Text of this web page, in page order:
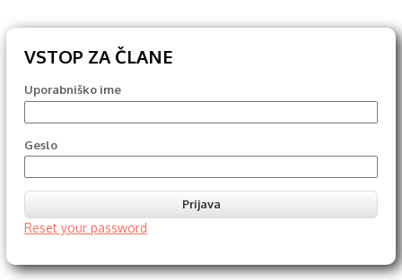
VSTOP ZA ČLANE
Uporabniško ime
Geslo
Reset your password